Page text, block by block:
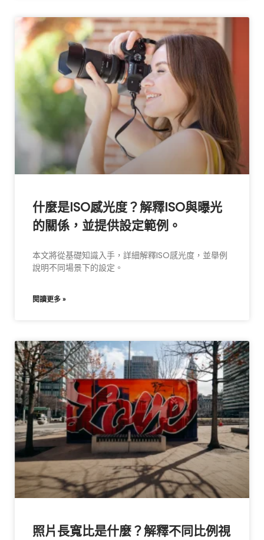
什麼是ISO感光度？解釋ISO與曝光
的關係，並提供設定範例。
本文將從基礎知識入手，詳細解釋ISO感光度，並舉例
說明不同場景下的設定。
閱讀更多 »
照片長寬比是什麼？解釋不同比例視